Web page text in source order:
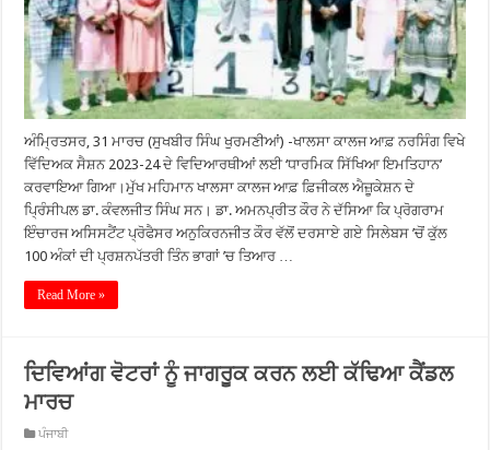
ਅੰਮ੍ਰਿਤਸਰ, 31 ਮਾਰਚ (ਸੁਖਬੀਰ ਸਿੰਘ ਖੁਰਮਣੀਆਂ) -ਖਾਲਸਾ ਕਾਲਜ ਆਫ਼ ਨਰਸਿੰਗ ਵਿਖੇ
ਵਿੱਦਿਅਕ ਸੈਸ਼ਨ 2023-24 ਦੇ ਵਿਦਿਆਰਥੀਆਂ ਲਈ ‘ਧਾਰਮਿਕ ਸਿੱਖਿਆ ਇਮਤਿਹਾਨ’
ਕਰਵਾਇਆ ਗਿਆ।ਮੁੱਖ ਮਹਿਮਾਨ ਖਾਲਸਾ ਕਾਲਜ ਆਫ਼ ਫ਼ਿਜੀਕਲ ਐਜ਼ੂਕੇਸ਼ਨ ਦੇ
ਪ੍ਰਿੰਸੀਪਲ ਡਾ. ਕੰਵਲਜੀਤ ਸਿੰਘ ਸਨ। ਡਾ. ਅਮਨਪ੍ਰੀਤ ਕੌਰ ਨੇ ਦੱਸਿਆ ਕਿ ਪ੍ਰੋਗਰਾਮ
ਇੰਚਾਰਜ ਅਸਿਸਟੈਂਟ ਪ੍ਰੋਫੈਸਰ ਅਨੁਕਿਰਨਜੀਤ ਕੌਰ ਵੱਲੋਂ ਦਰਸਾਏ ਗਏ ਸਿਲੇਬਸ ’ਚੋਂ ਕੁੱਲ
100 ਅੰਕਾਂ ਦੀ ਪ੍ਰਸ਼ਨਪੱਤਰੀ ਤਿੰਨ ਭਾਗਾਂ ’ਚ ਤਿਆਰ …
Read More »
ਦਿਵਿਆਂਗ ਵੋਟਰਾਂ ਨੂੰ ਜਾਗਰੂਕ ਕਰਨ ਲਈ ਕੱਢਿਆ ਕੈਂਡਲ
ਮਾਰਚ
ਪੰਜਾਬੀ